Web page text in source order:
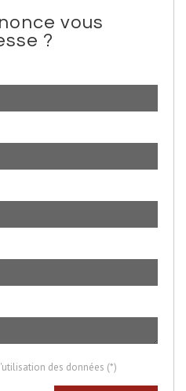
vous
?
des données (*)